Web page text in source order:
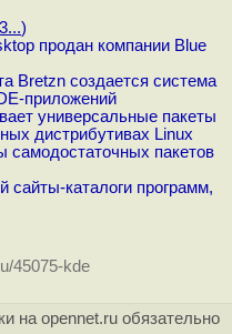
)
продан компании Blue
Bretzn создается система
приложений
универсальные пакеты
дистрибутивах Linux
пакетов
сайты-каталоги программ,
45075-kde
на opennet.ru обязательно